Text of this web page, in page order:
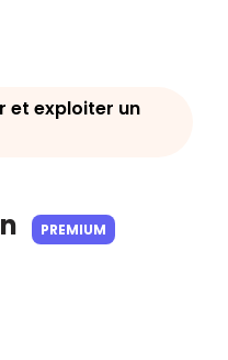
et exploiter un
PREMIUM